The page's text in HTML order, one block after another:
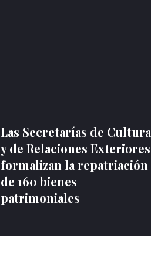
Las Secretarías de Cultura
y de Relaciones Exteriores
formalizan la repatriación
de 160 bienes
patrimoniales